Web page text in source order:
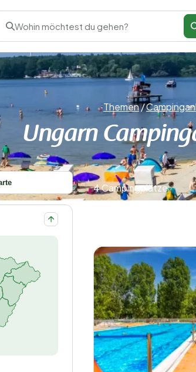
Wohin möchtest du gehen?
Themen/
Ungarn
4 Campingplätze